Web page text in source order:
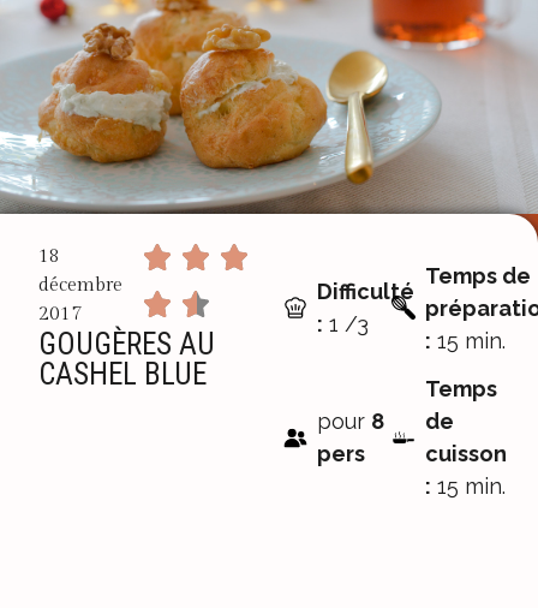
18
décembre
2017
GOUGÈRES AU
CASHEL BLUE
Difficulté
: 1 /3
Temps de
: 15 min.
pour 8
pers
Temps
de
cuisson
: 15 min.